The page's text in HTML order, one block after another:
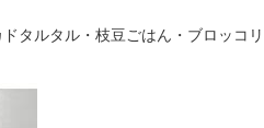
タルタル・枝豆ごはん・ブロッコ